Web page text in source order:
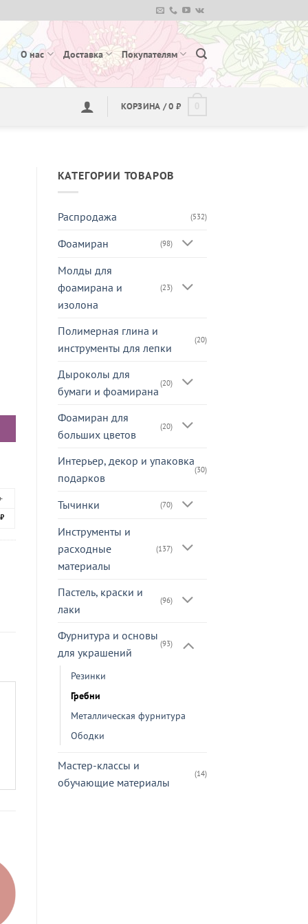
О нас Доставка Покупателям
КОРЗИНА /0 ₽
КАТЕГОРИИ ТОВАРОВ
Распродажа (532)
Фоамиран (98)
Молды для
фоамирана и
изолона
(23)
Полимерная глина и
инструменты для лепки
(20)
Дыроколы для
бумаги и фоамирана
(20)
Фоамиран для
больших цветов
(20)
Интерьер, декор и упаковка
подарков
(30)
Тычинки (70)
Инструменты и
расходные
материалы
(137)
Пастель, краски и
лаки
(96)
Фурнитура и основы
для украшений
(93)
Резинки
Гребни
Металлическая фурнитура
Ободки
Мастер-классы и
обучающие материалы
(14)
матовый, 7см
₽